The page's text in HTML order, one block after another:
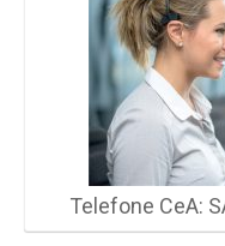
Telefone CeA: